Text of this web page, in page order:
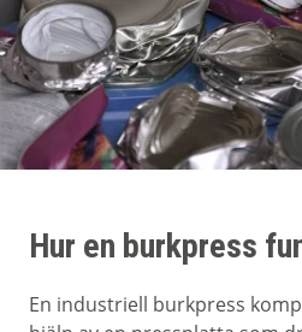
Hur en burkpress
En industriell burkpress